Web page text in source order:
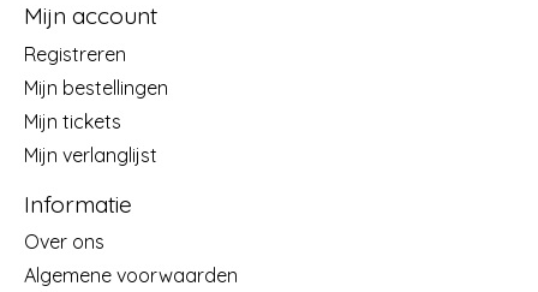
Mijn account
Registreren
Mijn bestellingen
Mijn tickets
Mijn verlanglijst
Informatie
Over ons
Algemene voorwaarden